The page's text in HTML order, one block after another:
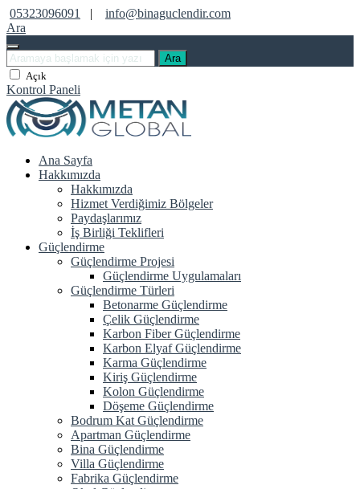
05323096091 |
info@binaguclendir.com
Ara
Ara
Açık
Kontrol Paneli
Ana Sayfa
Hakkımızda
Hakkımızda
Hizmet Verdiğimiz Bölgeler
Paydaşlarımız
İş Birliği Teklifleri
Güçlendirme
Güçlendirme Projesi
Güçlendirme Uygulamaları
Güçlendirme Türleri
Betonarme Güçlendirme
Çelik Güçlendirme
Karbon Fiber Güçlendirme
Karbon Elyaf Güçlendirme
Karma Güçlendirme
Kiriş Güçlendirme
Kolon Güçlendirme
Döşeme Güçlendirme
Bodrum Kat Güçlendirme
Apartman Güçlendirme
Bina Güçlendirme
Villa Güçlendirme
Fabrika Güçlendirme